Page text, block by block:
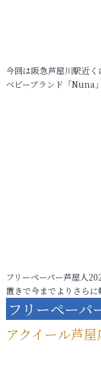
今回は阪急芦屋川駅近
ベビーブランド「Nuna
フリーペーパー芦屋人
置きで今までよりさら
フリーペーパ
アクイール芦屋